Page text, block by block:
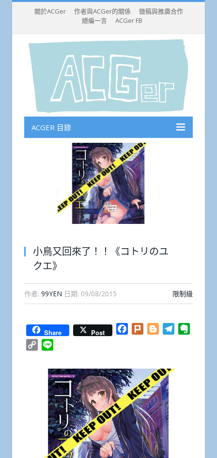
關於ACGer 作者與ACGer的關係
徵稿與推廣合作
總編一言
ACGer FB
ACGER 目錄
小鳥又回來了！！《コトリのユ
クエ》
作者: 99YEN 日期: 09/08/2015 限制級
Share Post Facebook
Plurk BloggerTelegram
Copy